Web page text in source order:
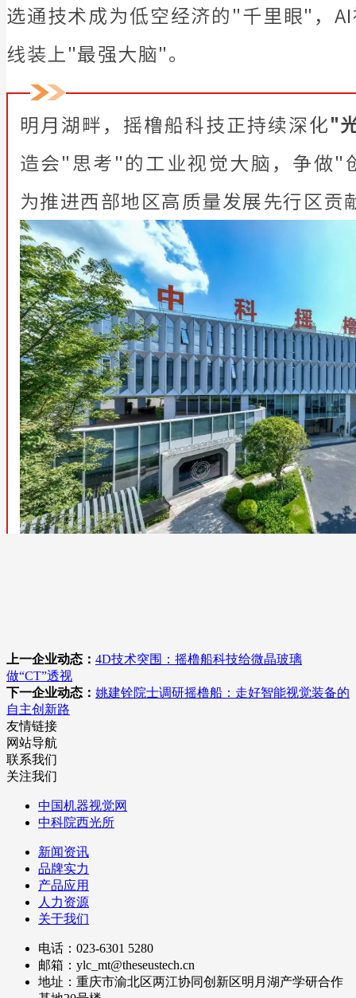
上一企业动态： 4D技术突围：摇橹船科技给微晶玻璃
做“CT”透视
下一企业动态： 姚建铨院士调研摇橹船：走好智能视觉装备的
自主创新路
友情链接
网站导航
联系我们
关注我们
中国机器视觉网
中科院西光所
新闻资讯
品牌实力
产品应用
人力资源
关于我们
电话：023-6301 5280
邮箱：ylc_mt@theseustech.cn
地址：重庆市渝北区两江协同创新区明月湖产学研合作